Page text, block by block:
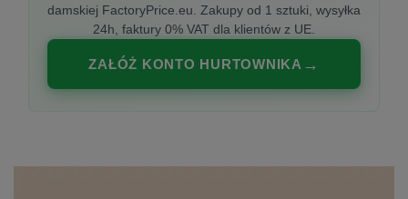
damskiej FactoryPrice.eu. Zakupy od 1 sztuki, wysyłka
24h, faktury 0% VAT dla klientów z UE.
ZAŁÓŻ KONTO HURTOWNIKA